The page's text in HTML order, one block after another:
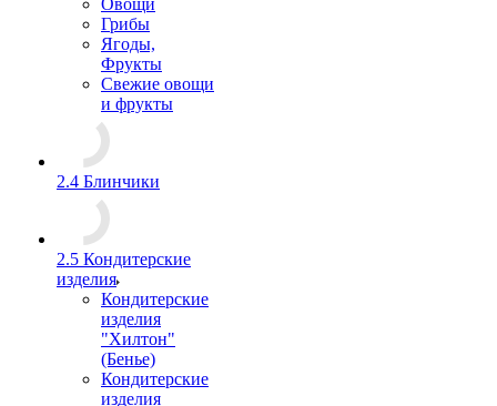
Овощи
Грибы
Ягоды,
Фрукты
Свежие овощи
и фрукты
2.4 Блинчики
2.5 Кондитерские
изделия
Кондитерские
изделия
"Хилтон"
(Бенье)
Кондитерские
изделия